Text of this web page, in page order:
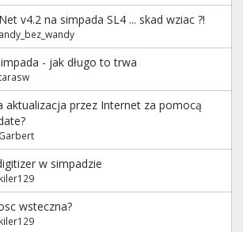
v4.2 na simpada SL4 ... skad wziac ?!
andy_bez_wandy
- jak długo to trwa
aktualizacja przez Internet za pomocą
Garbert
w simpadzie
kiler129
wsteczna?
kiler129